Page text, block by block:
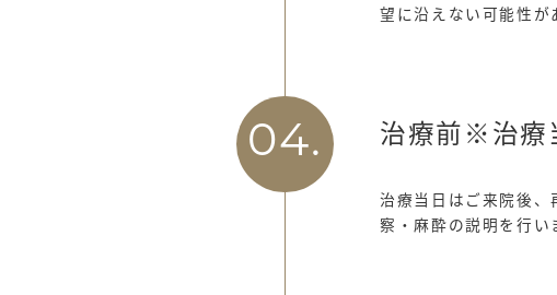
望に沿えない可能性が
04. 治療前※治療
治療当日はご来院後
察・麻酔の説明を行い